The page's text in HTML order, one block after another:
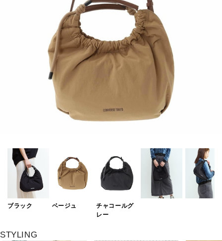
ブラック ベージュ
チャコールグ
レー
STYLING